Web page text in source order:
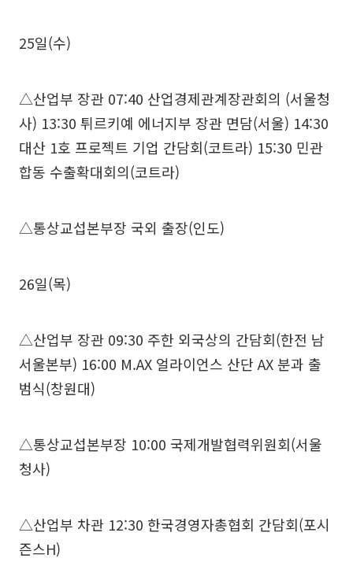
25일(수)
△산업부 장관 07:40 산업경제관계장관회의 (서울청
사) 13:30 튀르키예 에너지부 장관 면담(서울) 14:30
대산 1호 프로젝트 기업 간담회(코트라) 15:30 민관
합동 수출확대회의(코트라)
△통상교섭본부장 국외 출장(인도)
26일(목)
△산업부 장관 09:30 주한 외국상의 간담회(한전 남
서울본부) 16:00 M.AX 얼라이언스 산단 AX 분과 출
범식(창원대)
△통상교섭본부장 10:00 국제개발협력위원회(서울
청사)
△산업부 차관 12:30 한국경영자총협회 간담회(포시
즌스H)